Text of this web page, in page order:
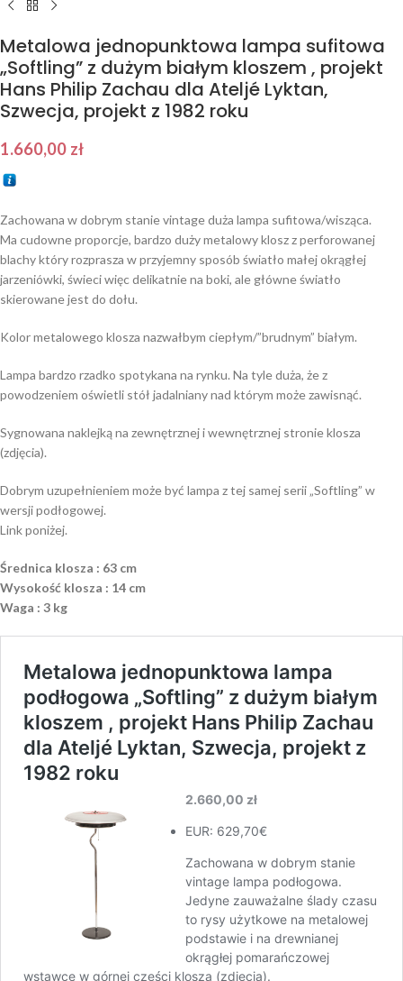
Metalowa jednopunktowa lampa sufitowa
„Softling” z dużym białym kloszem , projekt
Hans Philip Zachau dla Ateljé Lyktan,
Szwecja, projekt z 1982 roku
1.660,00 zł
Zachowana w dobrym stanie vintage duża lampa sufitowa/wisząca.
Ma cudowne proporcje, bardzo duży metalowy klosz z perforowanej
blachy który rozprasza w przyjemny sposób światło małej okrągłej
jarzeniówki, świeci więc delikatnie na boki, ale główne światło
skierowane jest do dołu.
Kolor metalowego klosza nazwałbym ciepłym/”brudnym” białym.
Lampa bardzo rzadko spotykana na rynku. Na tyle duża, że z
powodzeniem oświetli stół jadalniany nad którym może zawisnąć.
Sygnowana naklejką na zewnętrznej i wewnętrznej stronie klosza
(zdjęcia).
Dobrym uzupełnieniem może być lampa z tej samej serii „Softling” w
wersji podłogowej.
Link poniżej.
Średnica klosza : 63 cm
Wysokość klosza : 14 cm
Waga : 3 kg